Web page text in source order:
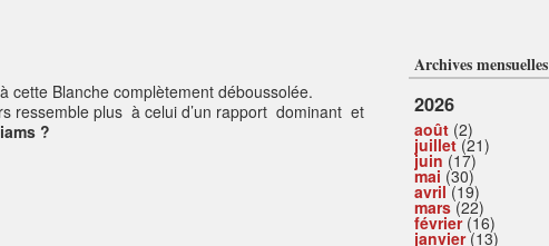
cette Blanche complètement déboussolée.
ressemble plus à celui d’un rapport dominant et
?
Archives mensuelles
2026
août (2)
juillet(21)
juin (17)
mai (30)
avril(19)
mars(22)
février(16)
janvier(13)